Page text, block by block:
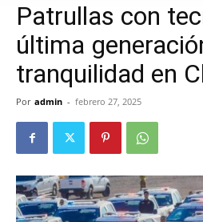
Patrullas con
última
tranquilidad en
Por admin - febrero 27, 2025